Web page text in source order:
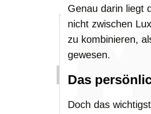
Genau darin liegt
nicht zwischen
zu kombinieren,
gewesen.
Das
Doch das